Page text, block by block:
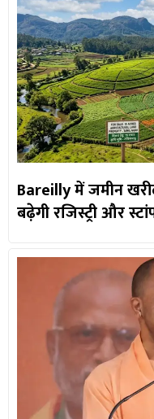
Bareilly में जमीन
बढ़ेगी रजिस्ट्री और